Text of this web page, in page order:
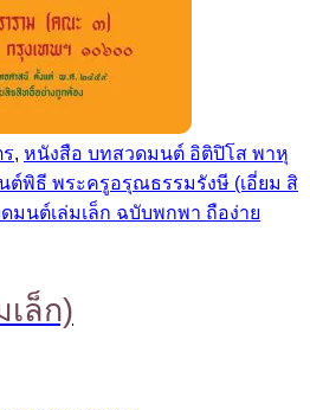
, หนังสือ บทสวดมนต์ อิติปิโส พาหุ
ต์พิธี พระครูอรุณธรรมรังษี (เอี่ยม สิ
มนต์เล่มเล็ก ฉบับพกพา ถือง่าย
ล็ก)